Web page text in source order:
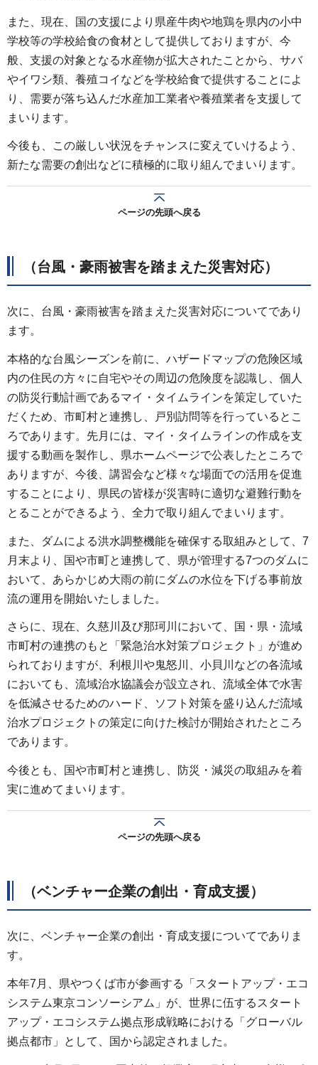
また、現在、国の支援により県産牛肉や地鶏を県内の小中
学校等の学校給食の食材として提供しておりますが、今
般、支援の対象となる水産物が拡大されたことから、サバ
やイワシ類、養殖コイなどを学校給食で提供することによ
り、需要が落ち込んだ水産加工業者や養殖業者を支援して
まいります。
今後も、この厳しい状況をチャンスに変えていけるよう、
新たな需要の創出などに積極的に取り組んでまいります。
ページの先頭へ戻る
（台風・豪雨被害を踏まえた災害対応）
次に、台風・豪雨被害を踏まえた災害対応についてであり
ます。
本格的な台風シーズンを前に、ハザードマップの危険区域
内の住民の方々に自宅やその周辺の危険度を認識し、個人
の防災行動計画であるマイ・タイムラインを策定していた
だくため、市町村と連携し、戸別訪問等を行っているとこ
ろであります。先月には、マイ・タイムラインの作成を支
援する動画を製作し、県ホームページで公表したところで
ありますが、今後、講習会など様々な場面での活用を促進
することにより、県民の皆様が災害時に適切な避難行動を
とることができるよう、全力で取り組んでまいります。
また、ダムによる洪水調整機能を確保する取組みとして、7
月末より、国や市町と連携して、県が管理する7つのダムに
おいて、あらかじめ大雨の前にダムの水位を下げる事前放
流の運用を開始いたしました。
さらに、現在、久慈川及び那珂川において、国・県・流域
市町村の連携のもと「緊急治水対策プロジェクト」が進め
られておりますが、利根川や鬼怒川、小貝川などの各流域
においても、流域治水協議会が設立され、流域全体で水害
を低減させるためのハード、ソフト対策を盛り込んだ流域
治水プロジェクトの策定に向けた検討が開始されたところ
であります。
今後とも、国や市町村と連携し、防災・減災の取組みを着
実に進めてまいります。
ページの先頭へ戻る
（ベンチャー企業の創出・育成支援）
次に、ベンチャー企業の創出・育成支援についてでありま
す。
本年7月、県やつくば市が参画する「スタートアップ・エコ
システム東京コンソーシアム」が、世界に伍するスタート
アップ・エコシステム拠点形成戦略における「グローバル
拠点都市」として、国から認定されました。